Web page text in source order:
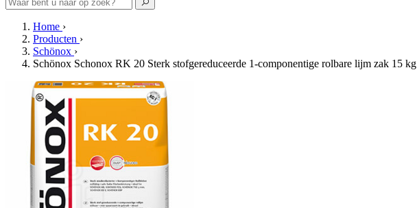
Home ›
Producten ›
Schönox ›
Schönox Schonox RK 20 Sterk stofgereduceerde 1-componentige rolbare lijm zak 15 kg